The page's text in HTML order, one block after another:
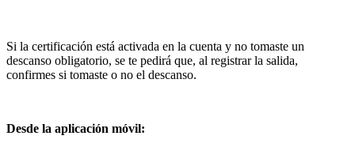
Si la certificación está activada en la cuenta y no tomaste un
descanso obligatorio, se te pedirá que, al registrar la salida,
confirmes si tomaste o no el descanso.
Desde la aplicación móvil: